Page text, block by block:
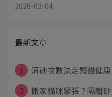
2026-03-04
最新文章
1
清砂次數決定腎貓健
2
搬家貓咪緊張？隔離